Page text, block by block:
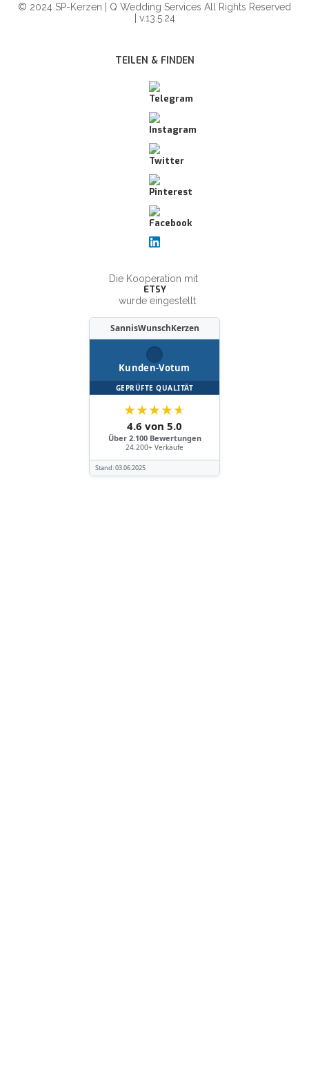
© 2024 SP-Kerzen | Q Wedding Services All Rights Reserved
| v.13.5.24
TEILEN & FINDEN
Die Kooperation mit
ETSY
wurde eingestellt
SannisWunschKerzen
Kunden-Votum
GEPRÜFTE QUALITÄT
★★★★★
4.6 von 5.0
Über 2.100 Bewertungen
24.200+ Verkäufe
Stand:03.06.2025